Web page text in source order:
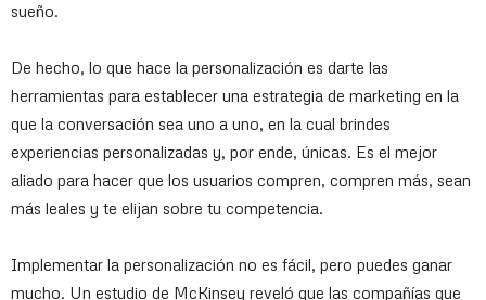
sueño.
De hecho, lo que hace la personalización es darte las
herramientas para establecer una estrategia de marketing en la
que la conversación sea uno a uno, en la cual brindes
experiencias personalizadas y, por ende, únicas. Es el mejor
aliado para hacer que los usuarios compren, compren más, sean
más leales y te elijan sobre tu competencia.
Implementar la personalización no es fácil, pero puedes ganar
mucho. Un estudio de McKinsey reveló que las compañías que